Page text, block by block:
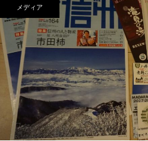
メディア